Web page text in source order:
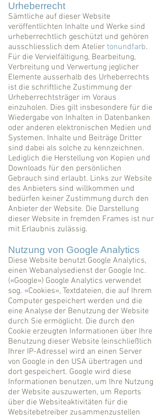
Urheberrecht
Sämtliche auf dieser Website
veröffentlichten Inhalte und Werke sind
urheberrechtlich geschützt und gehören
ausschliesslich dem Atelier tonundfarb.
Für die Vervielfältigung, Bearbeitung,
Verbreitung und Verwertung jeglicher
Elemente ausserhalb des Urheberrechts
ist die schriftliche Zustimmung der
Urheberrechtsträger im Voraus
einzuholen. Dies gilt insbesondere für die
Wiedergabe von Inhalten in Datenbanken
oder anderen elektronischen Medien und
Systemen. Inhalte und Beiträge Dritter
sind dabei als solche zu kennzeichnen.
Lediglich die Herstellung von Kopien und
Downloads für den persönlichen
Gebrauch sind erlaubt. Links zur Website
des Anbieters sind willkommen und
bedürfen keiner Zustimmung durch den
Anbieter der Website. Die Darstellung
dieser Website in fremden Frames ist nur
mit Erlaubnis zulässig.
Nutzung von Google Analytics
Diese Website benutzt Google Analytics,
einen Webanalysedienst der Google Inc.
(«Google») Google Analytics verwendet
sog. «Cookies», Textdateien, die auf Ihrem
Computer gespeichert werden und die
eine Analyse der Benutzung der Website
durch Sie ermöglicht. Die durch den
Cookie erzeugten Informationen über Ihre
Benutzung dieser Website (einschließlich
Ihrer IP-Adresse) wird an einen Server
von Google in den USA übertragen und
dort gespeichert. Google wird diese
Informationen benutzen, um Ihre Nutzung
der Website auszuwerten, um Reports
über die Websiteaktivitäten für die
Websitebetreiber zusammenzustellen